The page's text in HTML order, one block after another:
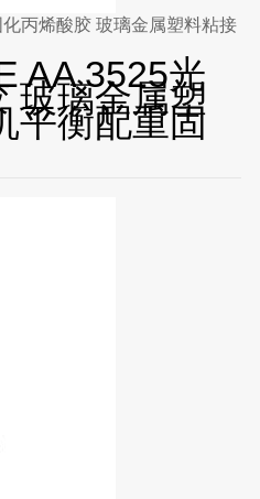
丙烯酸胶 玻璃金属塑料粘接
AA 3525光
玻璃金属塑
平衡配重固